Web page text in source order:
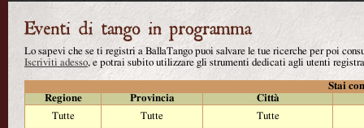
Lo sapevi che se ti registri a BallaTango puoi salvare le tue ricerche per poi
Iscriviti adesso, e potrai subito utilizzare gli strumenti dedicati agli utenti
Stai
Regione
Provincia
Città
Tutte
Tutte
Tutte